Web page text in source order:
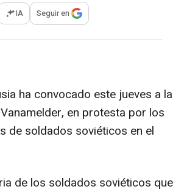
opciones para compartir
IA Seguir en
ha convocado este jueves a la
en protesta por los
de soldados soviéticos en el
de los soldados soviéticos que